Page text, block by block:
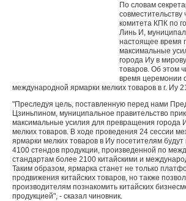
По словам
совместительству
комитета КПК по
Линь И,
настоящее время
максимальные
города Иу в
товаров. Об этом
время церемонии
международной ярмарки мелких товаров в г. Иу
"Преследуя цель, поставленную перед нами
Цзиньпином, муниципальное правительство
максимальные усилия для превращения города
мелких товаров. В ходе проведения 24 сессии
ярмарки мелких товаров в Иу посетителям
4100 стендов продукции, произведенной по
стандартам более 2100 китайскими и
Таким образом, ярмарка станет не только
продвижения китайских товаров, но также
производителям познакомить китайских
продукцией", - сказал чиновник.